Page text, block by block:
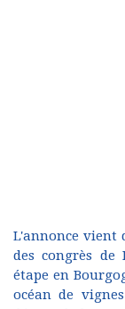
L'annonce vient
des congrès de
étape en
océan de